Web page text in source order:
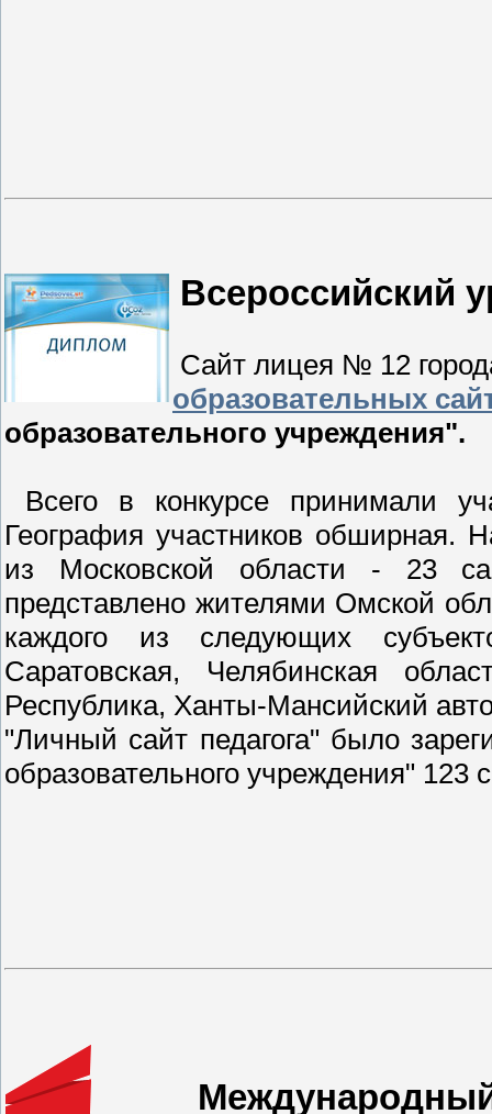
Всероссийский
Сайт лицея № 12
образовательных
образовательного учреждения".
Всего в конкурсе принимали
География участников обширная.
из Московской области - 23
представлено жителями Омской
каждого из следующих
Саратовская, Челябинская
Республика, Ханты-Мансийский
"Личный сайт педагога" было
образовательного учреждения" 123